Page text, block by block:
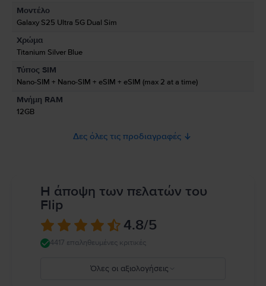
Πληροφορίες Ασφάλειας Προϊόντος
Πληροφορίες σχετικά με τις προειδοποιήσεις ασφαλείας που αφορούν
το προϊόν.
Μοντέλο
Galaxy S25 Ultra 5G Dual Sim
Χρώμα
Titanium Silver Blue
Τύπος SIM
Nano-SIM + Nano-SIM + eSIM + eSIM (max 2 at a time)
Μνήμη RAM
12GB
Δες όλες τις προδιαγραφές
Η άποψη των πελατών του
Flip
4.8/5
4417 επαληθευμένες κριτικές
Όλες οι αξιολογήσεις